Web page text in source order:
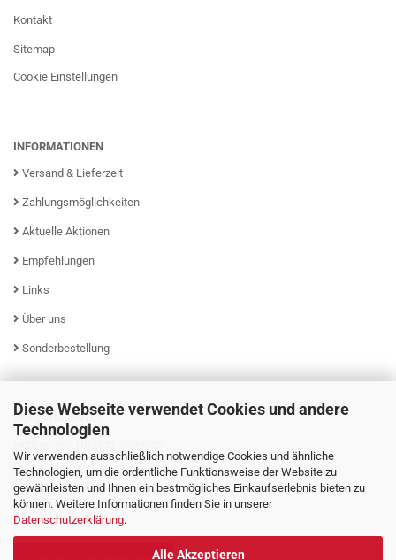
Diese Webseite verwendet Cookies und andere
Technologien
Wir verwenden ausschließlich notwendige Cookies und ähnliche
Technologien, um die ordentliche Funktionsweise der Website zu
gewährleisten und Ihnen ein bestmögliches Einkaufserlebnis bieten zu
können. Weitere Informationen finden Sie in unserer
Datenschutzerklärung.
Alle Akzeptieren
Kontakt
Sitemap
Cookie Einstellungen
INFORMATIONEN
Versand & Lieferzeit
Zahlungsmöglichkeiten
Aktuelle Aktionen
Empfehlungen
Links
Über uns
Sonderbestellung
KUNDENSERVICE
Mo - Fr von 08:00 - 16:00 Uhr